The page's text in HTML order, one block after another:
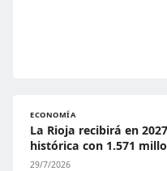
ECONOMÍA
La Rioja recibirá en
histórica con 1.571
29/7/2026